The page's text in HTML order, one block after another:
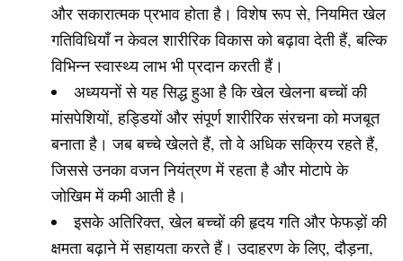
और सकारात्मक प्रभाव होता है। विशेष रूप से, नियमित खेल
गतिविधियाँ न केवल शारीरिक विकास को बढ़ावा देती हैं, बल्कि
विभिन्न स्वास्थ्य लाभ भी प्रदान करती हैं।
अध्ययनों से यह सिद्ध हुआ है कि खेल खेलना बच्चों की
मांसपेशियों, हड्डियों और संपूर्ण शारीरिक संरचना को मजबूत
बनाता है। जब बच्चे खेलते हैं, तो वे अधिक सक्रिय रहते हैं,
जिससे उनका वजन नियंत्रण में रहता है और मोटापे के
जोखिम में कमी आती है।
इसके अतिरिक्त, खेल बच्चों की हृदय गति और फेफड़ों की
क्षमता बढ़ाने में सहायता करते हैं। उदाहरण के लिए, दौड़ना,